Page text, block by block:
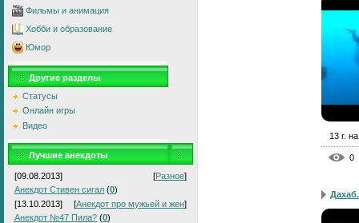
Фильмы и анимация
Хобби и образование
Юмор
Другие разделы
Статусы
Онлайн игры
Видео
Лучшие анекдоты
[09.08.2013] [Разное]
Анекдот Стивен сигал (0)
[13.10.2013]
[Анекдот про мужьей и жен]
Анекдот №47 Пила? (0)
13 г.
0